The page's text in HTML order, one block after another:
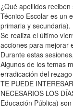
¿Qué apellidos
Técnico Escolar es un
primaria y secundaria).
Se realiza el último
acciones para mejorar
Durante estas
Algunos de los temas
erradicación del
TE PUEDE
NECESARIOS LOS
Educación Pública)